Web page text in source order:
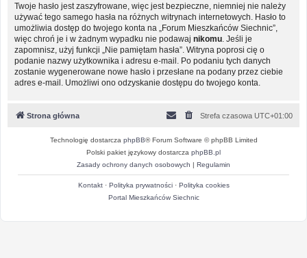
Twoje hasło jest zaszyfrowane, więc jest bezpieczne, niemniej nie należy
używać tego samego hasła na różnych witrynach internetowych. Hasło to
umożliwia dostęp do twojego konta na „Forum Mieszkańców Siechnic”,
więc chroń je i w żadnym wypadku nie podawaj nikomu . Jeśli je
zapomnisz, użyj funkcji „Nie pamiętam hasła”. Witryna poprosi cię o
podanie nazwy użytkownika i adresu e-mail. Po podaniu tych danych
zostanie wygenerowane nowe hasło i przesłane na podany przez ciebie
adres e-mail. Umożliwi ono odzyskanie dostępu do twojego konta.
Strona główna Strefa czasowa UTC+01:00
Technologię dostarcza phpBB® Forum Software © phpBB Limited
Polski pakiet językowy dostarcza phpBB.pl
Zasady ochrony danych osobowych | Regulamin
Kontakt· Polityka prywatności· Polityka cookies
Portal Mieszkańców Siechnic